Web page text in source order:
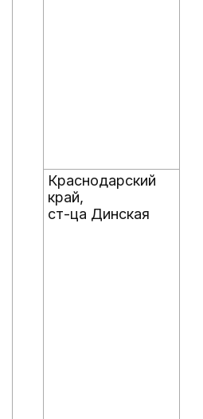
Краснодарский
край,
ст-ца Динская